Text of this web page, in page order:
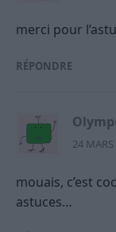
merci pour
RÉPONDRE
24
mouais, c’est
astuces…